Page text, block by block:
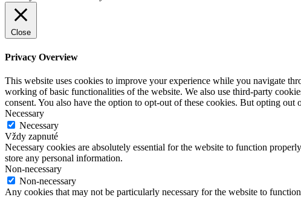
Close
Privacy Overview
This website uses cookies to improve your experience while you navigate
working of basic functionalities of the website. We also use third-party
consent. You also have the option to opt-out of these cookies. But opting
Necessary
Necessary
Vždy zapnuté
Necessary cookies are absolutely essential for the website to function
store any personal information.
Non-necessary
Non-necessary
Any cookies that may not be particularly necessary for the website to